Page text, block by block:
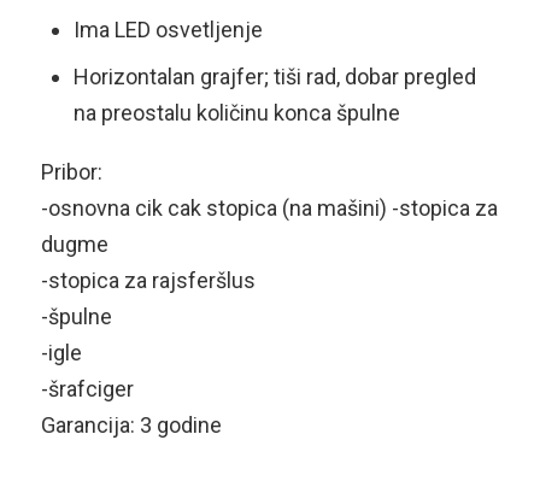
Ima LED osvetljenje
Horizontalan grajfer; tiši rad, dobar pregled
na preostalu količinu konca špulne
Pribor:
-osnovna cik cak stopica (na mašini) -stopica za
dugme
-stopica za rajsferšlus
-špulne
-igle
-šrafciger
Garancija: 3 godine